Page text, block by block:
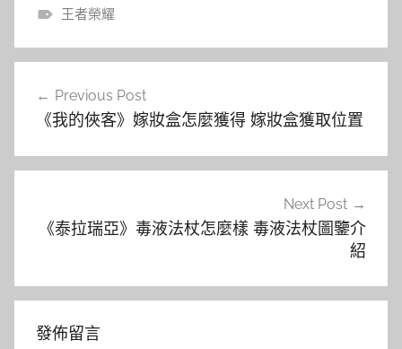
王者榮耀
覽
Previous Post
《我的俠客》嫁妝盒怎麼獲得 嫁妝盒獲取位置
Next Post
《泰拉瑞亞》毒液法杖怎麼樣 毒液法杖圖鑒介
紹
發佈留言